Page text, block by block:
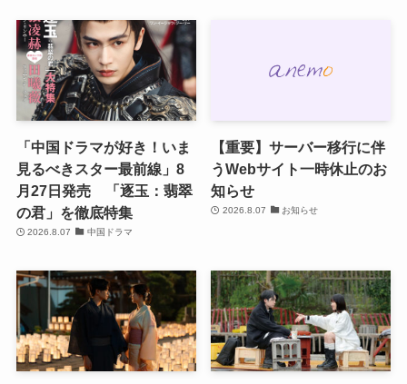
「中国ドラマが好き！いま
見るべきスター最前線」8
月27日発売 「逐玉：翡翠
の君」を徹底特集
2026.8.07 中国ドラマ
【重要】サーバー移行に伴
うWebサイト一時休止のお
知らせ
2026.8.07 お知らせ